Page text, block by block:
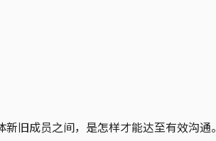
旧成员之间，是怎样才能达至有效沟通。